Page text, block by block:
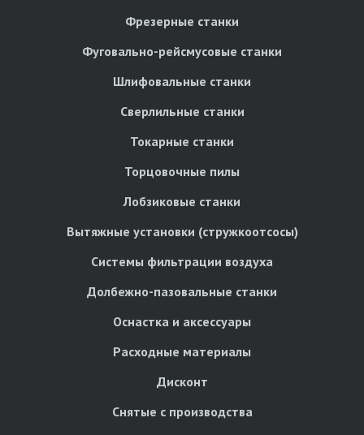
Фрезерные станки
Фуговально-рейсмусовые станки
Шлифовальные станки
Сверлильные станки
Токарные станки
Торцовочные пилы
Лобзиковые станки
Вытяжные установки (стружкоотсосы)
Системы фильтрации воздуха
Долбежно-пазовальные станки
Оснастка и аксессуары
Расходные материалы
Дисконт
Снятые с производства